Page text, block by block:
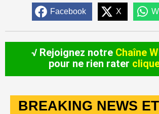
Facebook X
√ Rejoignez notre Chaîne
pour ne rien rater
BREAKING NEWS